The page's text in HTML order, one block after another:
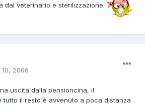
dal veterinario e sterilizzazione.
2006
uscita dalla pensioncina, il
tutto il resto è avvenuto a poca distanza